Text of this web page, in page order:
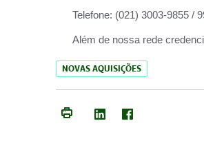
Telefone: (021) 3003-9855 /
Além de nossa rede
NOVAS AQUISIÇÕES